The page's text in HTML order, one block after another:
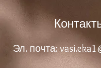
Эл. почта: